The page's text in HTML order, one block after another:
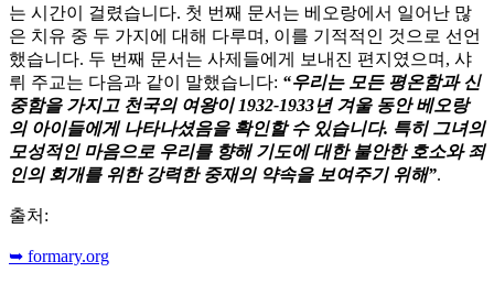
는 시간이 걸렸습니다. 첫 번째 문서는 베오랑에서 일어난 많
은 치유 중 두 가지에 대해 다루며, 이를 기적적인 것으로 선언
했습니다. 두 번째 문서는 사제들에게 보내진 편지였으며, 샤
뤼 주교는 다음과 같이 말했습니다: “우리는 모든 평온함과 신
중함을 가지고 천국의 여왕이 1932-1933년 겨울 동안 베오랑
의 아이들에게 나타나셨음을 확인할 수 있습니다. 특히 그녀의
모성적인 마음으로 우리를 향해 기도에 대한 불안한 호소와 죄
인의 회개를 위한 강력한 중재의 약속을 보여주기 위해”.
출처:
➥ formary.org